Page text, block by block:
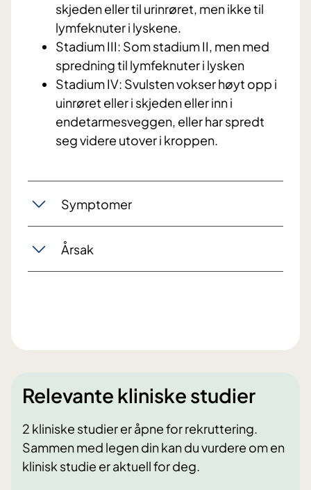
skjeden eller til urinrøret, men ikke til
lymfeknuter i lyskene.
Stadium III: Som stadium II, men med
spredning til lymfeknuter i lysken
Stadium IV: Svulsten vokser høyt opp i
uinrøret eller i skjeden eller inn i
endetarmesveggen, eller har spredt
seg videre utover i kroppen.
Symptomer
Årsak
Relevante kliniske studier
2 kliniske studier er åpne for rekruttering.
Sammen med legen din kan du vurdere om en
klinisk studie er aktuell for deg.